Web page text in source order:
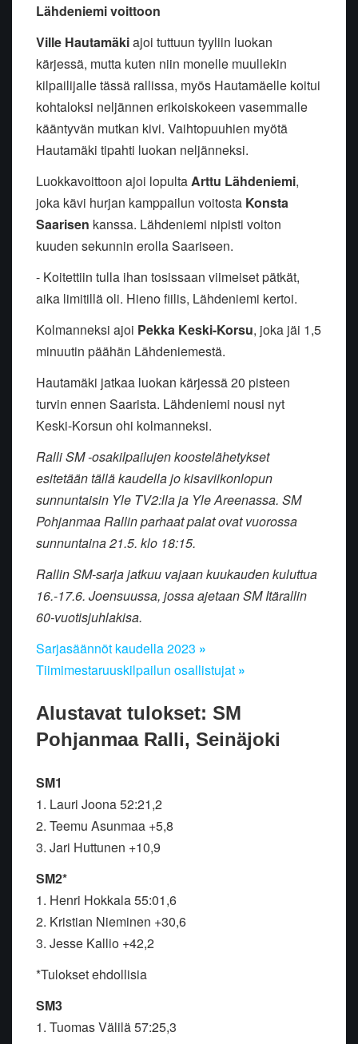
Lähdeniemi voittoon
Ville Hautamäkiajoi tuttuun tyyliin luokan
kärjessä, mutta kuten niin monelle muullekin
kilpailijalle tässä rallissa, myös Hautamäelle koitui
kohtaloksi neljännen erikoiskokeen vasemmalle
kääntyvän mutkan kivi. Vaihtopuuhien myötä
Hautamäki tipahti luokan neljänneksi.
Luokkavoittoon ajoi lopultaArttu Lähdeniemi,
joka kävi hurjan kamppailun voitosta Konsta
Saarisen kanssa. Lähdeniemi nipisti voiton
kuuden sekunnin erolla Saariseen.
- Koitettiin tulla ihan tosissaan viimeiset pätkät,
aika limitillä oli. Hieno fiilis, Lähdeniemi kertoi.
Kolmanneksi ajoi Pekka Keski-Korsu, joka jäi 1,5
minuutin päähän Lähdeniemestä.
Hautamäki jatkaa luokan kärjessä 20 pisteen
turvin ennen Saarista. Lähdeniemi nousi nyt
Keski-Korsun ohi kolmanneksi.
Ralli SM -osakilpailujen koostelähetykset
esitetään tällä kaudella jo kisaviikonlopun
sunnuntaisin Yle TV2:lla ja Yle Areenassa. SM
Pohjanmaa Rallin parhaat palat ovat vuorossa
sunnuntaina 21.5. klo 18:15.
Rallin SM-sarja jatkuu vajaan kuukauden kuluttua
16.-17.6. Joensuussa, jossa ajetaan SM Itärallin
60-vuotisjuhlakisa.
Sarjasäännöt kaudella 2023 »
Tiimimestaruuskilpailun osallistujat »
Alustavat tulokset: SM
Pohjanmaa Ralli, Seinäjoki
SM1
1. Lauri Joona 52:21,2
2. Teemu Asunmaa +5,8
3. Jari Huttunen +10,9
SM2*
1. Henri Hokkala 55:01,6
2. Kristian Nieminen +30,6
3. Jesse Kallio +42,2
*Tulokset ehdollisia
SM3
1. Tuomas Välilä 57:25,3